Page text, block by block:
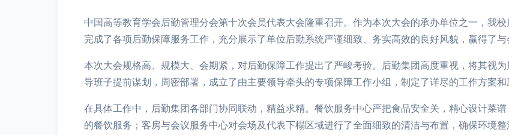
中国高等教育学会后勤管理分会第十次会员代表大会隆重召开。作为本次大会的承办单位之一，我
完成了各项后勤保障服务工作，充分展示了单位后勤系统严谨细致、务实高效的良好风貌，赢得了与
本次大会规格高、规模大、会期紧，对后勤保障工作提出了严峻考验。后勤集团高度重视，将其视
导班子提前谋划，周密部署，成立了由主要领导牵头的专项保障工作小组，制定了详尽的工作方案和
在具体工作中，后勤集团各部门协同联动，精益求精。餐饮服务中心严把食品安全关，精心设计菜
的餐饮服务；客房与会议服务中心对会场及代表下榻区域进行了全面细致的清洁与布置，确保环境